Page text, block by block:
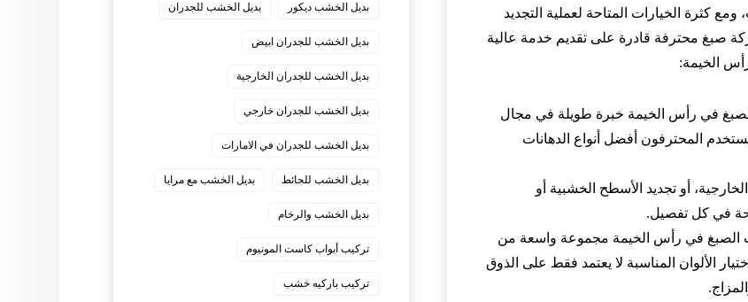
كثرة الخيارات المتاحة لعملية التجديد
صبغ محترفة قادرة على تقديم خدمة عالية
الخيمة:
في رأس الخيمة خبرة طويلة في مجال
المحترفون أفضل أنواع الدهانات
أو تجديد الأسطح الخشبية أو
في كل تفصيل.
الصبغ في رأس الخيمة مجموعة واسعة من
الألوان المناسبة لا يعتمد فقط على الذوق
بديل الخشب ديكور بديل الخشب للجدران
بديل الخشب للجدران ابيض
بديل الخشب للجدران الخارجية
بديل الخشب للجدران خارجي
بديل الخشب للجدران في الامارات
بديل الخشب للحائط بديل الخشب مع مرايا
بديل الخشب والرخام
تركيب أبواب كاست المونيوم
تركيب باركيه خشب